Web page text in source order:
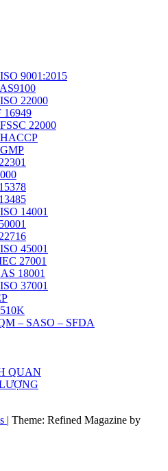
9001:2015
22000
16949
22000
14001
45001
27001
18001
37001
– SASO – SFDA
QUAN
| Theme: Refined Magazine by